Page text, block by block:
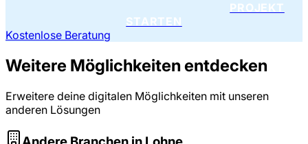
PROJEKT
STARTEN
Kostenlose Beratung
Weitere Möglichkeiten entdecken
Erweitere deine digitalen Möglichkeiten mit unseren
anderen Lösungen